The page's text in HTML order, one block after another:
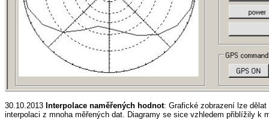
30.10.2013 Interpolace naměřených hodnot: Grafické zobrazení lze
interpolaci z mnoha měřených dat. Diagramy se sice vzhledem přiblížily